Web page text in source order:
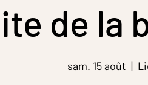
de la
sam. 15 août
  |